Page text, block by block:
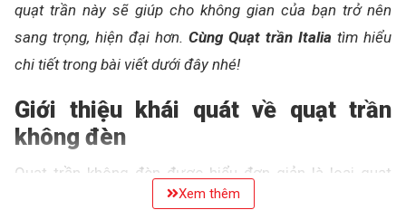
quạt trần này sẽ giúp cho không gian của bạn trở nên
sang trọng, hiện đại hơn. Cùng Quạt trần Italia tìm hiểu
chi tiết trong bài viết dưới đây nhé!
Giới thiệu khái quát về quạt trần
không đèn
Quạt trần không đèn được hiểu đơn giản là loại quạt
trần không tích hợp đèn, được thiết kế chỉ để làm mát
Xem thêm